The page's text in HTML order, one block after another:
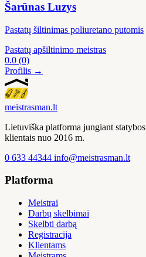
Šarūnas Luzys
Pastatų šiltinimas poliuretano putomis
Pastatų apšiltinimo meistras
0.0 (0)
Profilis →
meistrasman.lt
Lietuviška platforma jungiant
klientais nuo 2016 m.
0 633 44344 info@meistrasman.lt
Platforma
Meistrai
Darbų skelbimai
Skelbti darbą
Registracija
Klientams